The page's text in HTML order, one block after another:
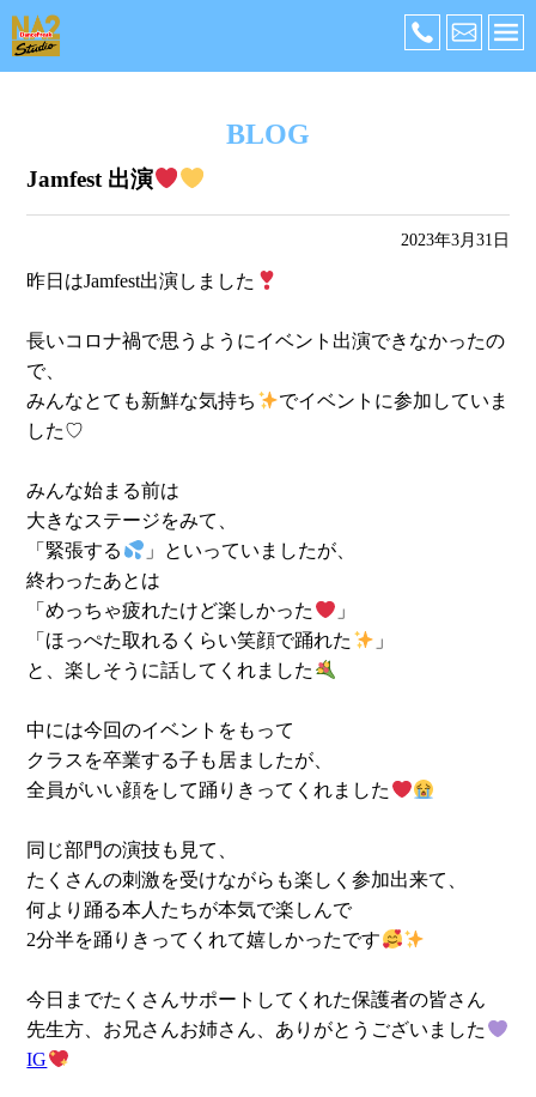
BLOG
Jamfest 出演
2023年3月31日
昨日はJamfest出演しました
長いコロナ禍で思うようにイベント出演できなかったの
で、
みんなとても新鮮な気持ち
でイベントに参加していま
した♡
みんな始まる前は
大きなステージをみて、
「緊張する
」といっていましたが、
終わったあとは
「めっちゃ疲れたけど楽しかった
」
「ほっぺた取れるくらい笑顔で踊れた
」
と、楽しそうに話してくれました
中には今回のイベントをもって
クラスを卒業する子も居ましたが、
全員がいい顔をして踊りきってくれました
同じ部門の演技も見て、
たくさんの刺激を受けながらも楽しく参加出来て、
何より踊る本人たちが本気で楽しんで
2分半を踊りきってくれて嬉しかったです
今日までたくさんサポートしてくれた保護者の皆さん
先生方、お兄さんお姉さん、ありがとうございました
IG